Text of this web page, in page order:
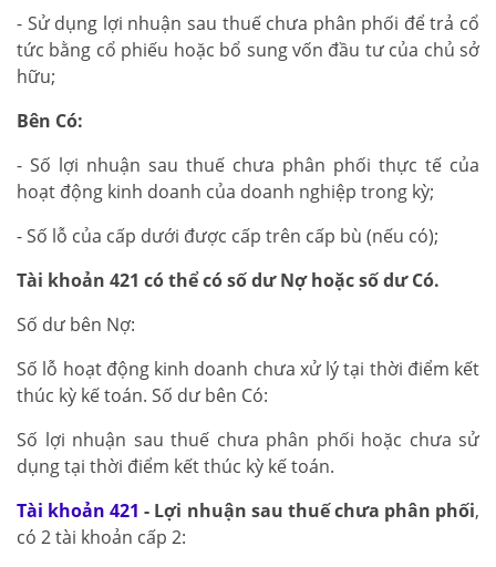
- Sử dụng lợi nhuận sau thuế chưa phân phối để trả cổ
tức bằng cổ phiếu hoặc bổ sung vốn đầu tư của chủ sở
hữu;
Bên Có:
- Số lợi nhuận sau thuế chưa phân phối thực tế của
hoạt động kinh doanh của doanh nghiệp trong kỳ;
- Số lỗ của cấp dưới được cấp trên cấp bù (nếu có);
Tài khoản 421 có thể có số dư Nợ hoặc số dư Có.
Số dư bên Nợ:
Số lỗ hoạt động kinh doanh chưa xử lý tại thời điểm kết
thúc kỳ kế toán. Số dư bên Có:
Số lợi nhuận sau thuế chưa phân phối hoặc chưa sử
dụng tại thời điểm kết thúc kỳ kế toán.
Tài khoản 421 - Lợi nhuận sau thuế chưa phân phối,
có 2 tài khoản cấp 2: